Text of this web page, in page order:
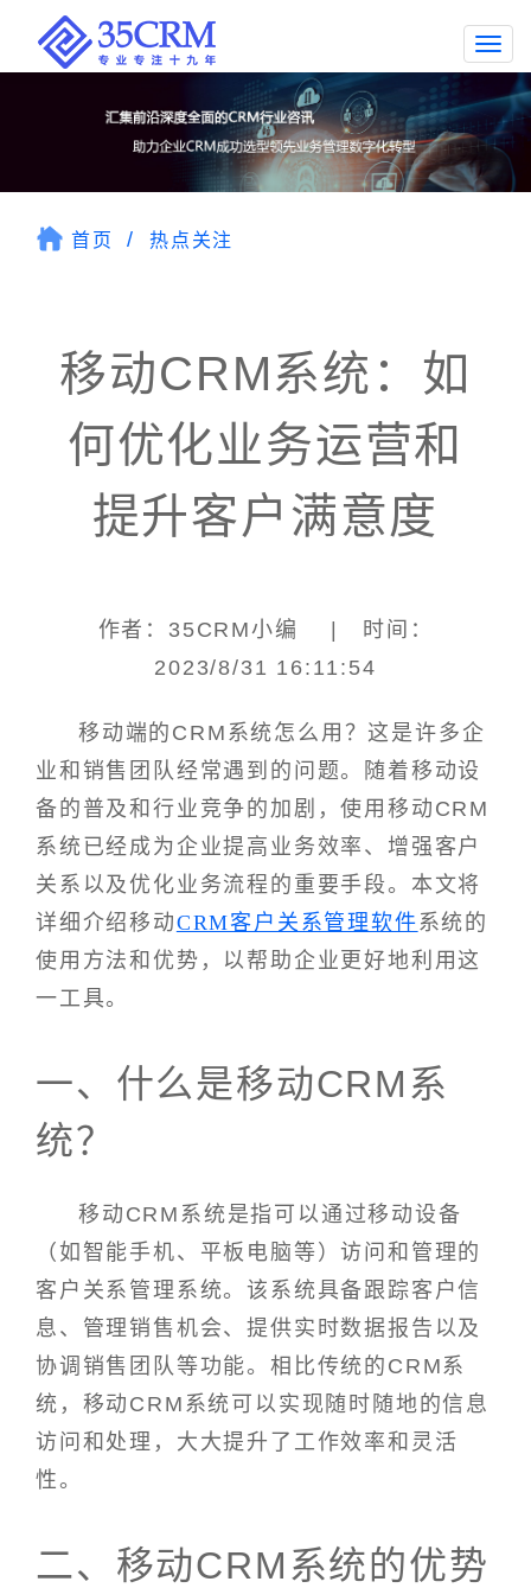
首页 热点关注
移动CRM系统：如
何优化业务运营和
提升客户满意度
作者：35CRM小编 | 时间：
2023/8/31 16:11:54
移动端的CRM系统怎么用？这是许多企
业和销售团队经常遇到的问题。随着移动设
备的普及和行业竞争的加剧，使用移动CRM
系统已经成为企业提高业务效率、增强客户
关系以及优化业务流程的重要手段。本文将
详细介绍移动CRM客户关系管理软件 系统的
使用方法和优势，以帮助企业更好地利用这
一工具。
一、什么是移动CRM系
统？
移动CRM系统是指可以通过移动设备
（如智能手机、平板电脑等）访问和管理的
客户关系管理系统。该系统具备跟踪客户信
息、管理销售机会、提供实时数据报告以及
协调销售团队等功能。相比传统的CRM系
统，移动CRM系统可以实现随时随地的信息
访问和处理，大大提升了工作效率和灵活
性。
二、移动CRM系统的优势